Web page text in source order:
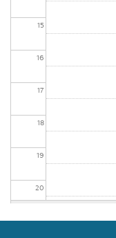
15
16
17
18
19
20
21